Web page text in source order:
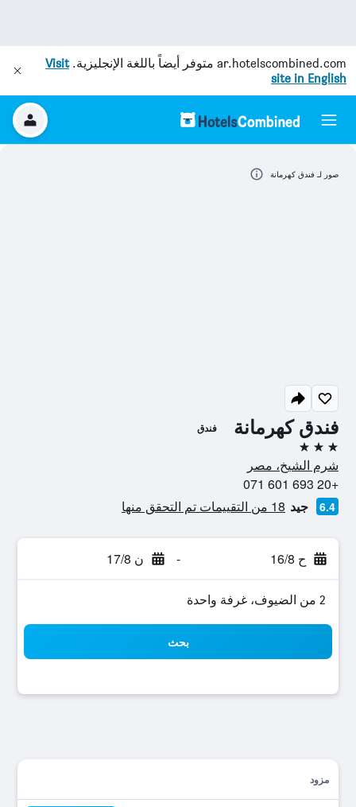
ar.hotelscombined.com متوفر أيضاً باللغة الإنجليزية.Visit
site in English
فندق كهرمانة فندق
3 نجوم
شرم الشيخ، مصر
+20 693 601 071
6.4 جيد 18 من التقييمات تم التحقق منها
ح 16/8 - ن 17/8
2 من الضيوف، غرفة واحدة
بحث
مزود
صور لـ فندق كهرمانة